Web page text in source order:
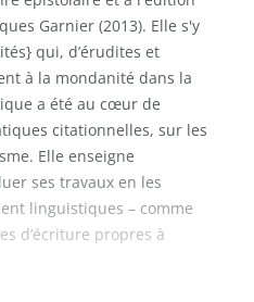
Garnier (2013). Elle s'y
qui, d’érudites et
à la mondanité dans la
a été au cœur de
citationnelles, sur les
Elle enseigne
ses travaux en les
linguistiques – comme
d’écriture propres à